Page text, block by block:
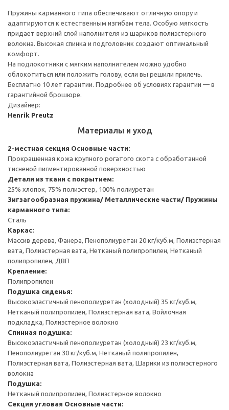
Пружины карманного типа обеспечивают отличную опору и
адаптируются к естественным изгибам тела. Особую мягкость
придает верхний слой наполнителя из шариков полиэстерного
волокна. Высокая спинка и подголовник создают оптимальный
комфорт.
На подлокотники с мягким наполнителем можно удобно
облокотиться или положить голову, если вы решили прилечь.
Бесплатно 10 лет гарантии. Подробнее об условиях гарантии — в
гарантийной брошюре.
Дизайнер:
Henrik Preutz
Материалы и уход
2-местная секция Основные части:
Прокрашенная кожа крупного рогатого скота с обработанной
тисненой пигментированной поверхностью
Детали из ткани с покрытием:
25% хлопок, 75% полиэстер, 100% полиуретан
Зигзагообразная пружина/ Металлические части/ Пружины
карманного типа:
Сталь
Каркас:
Массив дерева, Фанера, Пенополиуретан 20 кг/куб.м, Полиэстерная
вата, Полиэстерная вата, Нетканый полипропилен, Нетканый
полипропилен, ДВП
Крепление:
Полипропилен
Подушка сиденья:
Высокоэластичный пенополиуретан (холодный) 35 кг/куб.м,
Нетканый полипропилен, Полиэстерная вата, Войлочная
подкладка, Полиэстерное волокно
Спинная подушка:
Высокоэластичный пенополиуретан (холодный) 23 кг/куб.м,
Пенополиуретан 30 кг/куб.м, Нетканый полипропилен,
Полиэстерная вата, Полиэстерная вата, Шарики из полиэстерного
волокна
Подушка:
Нетканый полипропилен, Полиэстерное волокно
Секция угловая Основные части: